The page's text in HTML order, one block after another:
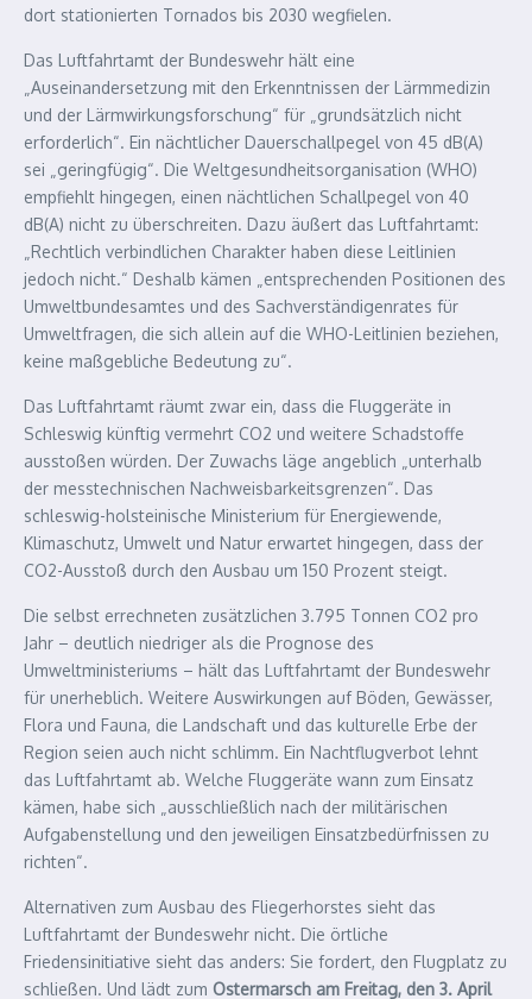
dort stationierten Tornados bis 2030 wegfielen.
Das Luftfahrtamt der Bundeswehr hält eine
„Auseinandersetzung mit den Erkenntnissen der Lärmmedizin
und der Lärmwirkungsforschung“ für „grundsätzlich nicht
erforderlich“. Ein nächtlicher Dauerschallpegel von 45 dB(A)
sei „geringfügig“. Die Weltgesundheitsorganisation (WHO)
empfiehlt hingegen, einen nächtlichen Schallpegel von 40
dB(A) nicht zu überschreiten. Dazu äußert das Luftfahrtamt:
„Rechtlich verbindlichen Charakter haben diese Leitlinien
jedoch nicht.“ Deshalb kämen „entsprechenden Positionen des
Umweltbundesamtes und des Sachverständigenrates für
Umweltfragen, die sich allein auf die WHO-Leitlinien beziehen,
keine maßgebliche Bedeutung zu“.
Das Luftfahrtamt räumt zwar ein, dass die Fluggeräte in
Schleswig künftig vermehrt CO2 und weitere Schadstoffe
ausstoßen würden. Der Zuwachs läge angeblich „unterhalb
der messtechnischen Nachweisbarkeitsgrenzen“. Das
schleswig-holsteinische Ministerium für Energiewende,
Klimaschutz, Umwelt und Natur erwartet hingegen, dass der
CO2-Ausstoß durch den Ausbau um 150 Prozent steigt.
Die selbst errechneten zusätzlichen 3.795 Tonnen CO2 pro
Jahr – deutlich niedriger als die Prognose des
Umweltministeriums – hält das Luftfahrtamt der Bundeswehr
für unerheblich. Weitere Auswirkungen auf Böden, Gewässer,
Flora und Fauna, die Landschaft und das kulturelle Erbe der
Region seien auch nicht schlimm. Ein Nachtflugverbot lehnt
das Luftfahrtamt ab. Welche Fluggeräte wann zum Einsatz
kämen, habe sich „ausschließlich nach der militärischen
Aufgabenstellung und den jeweiligen Einsatzbedürfnissen zu
richten“.
Alternativen zum Ausbau des Fliegerhorstes sieht das
Luftfahrtamt der Bundeswehr nicht. Die örtliche
Friedensinitiative sieht das anders: Sie fordert, den Flugplatz zu
schließen. Und lädt zum Ostermarsch am Freitag, den 3. April